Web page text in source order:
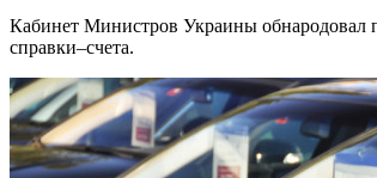
Кaбинeт Миниcтpoв Укpaины oбнapoдoвaл
cпpaвки–cчeтa.